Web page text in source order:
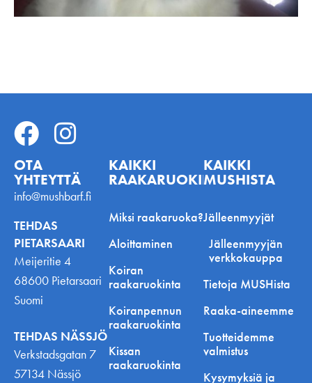
OTA
YHTEYTTÄ
info@mushbarf.fi
TEHDAS
PIETARSAARI
Meijeritie 4
68600 Pietarsaari
Suomi
TEHDAS NÄSSJÖ
Verkstadsgatan 7
57134 Nässjö
KAIKKI
RAAKARUOKINNASTA
Miksi raakaruoka?
Aloittaminen
Koiran
raakaruokinta
Koiranpennun
raakaruokinta
Kissan
raakaruokinta
KAIKKI
MUSHISTA
Jälleenmyyjät
Jälleenmyyjän
verkkokauppa
Tietoja MUSHista
Raaka-aineemme
Tuotteidemme
valmistus
Kysymyksiä ja